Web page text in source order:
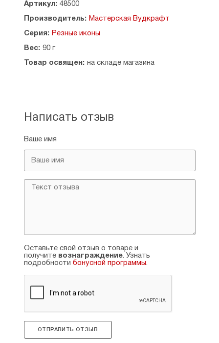
защитным бальзамом для дерева, при этом
сохраняются тактильные ощущения
Данная икона будет идеальным подарком для
Артикул: 48500
Производитель: Мастерская Вудкрафт
Серия: Резные иконы
Вес: 90 г
Товар освящен: на складе магазина
Написать отзыв
Ваше имя
Оставьте свой отзыв о товаре и
получите вознаграждение. Узнать
подробности бонусной программы.
ОТПРАВИТЬ ОТЗЫВ